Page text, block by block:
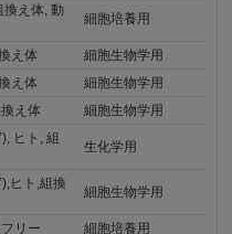
え体, 動
細胞培養用
え体
細胞生物学用
え体
細胞生物学用
え体
細胞生物学用
ヒト, 組
生化学用
ヒト,組換
細胞生物学用
リー
細胞培養用